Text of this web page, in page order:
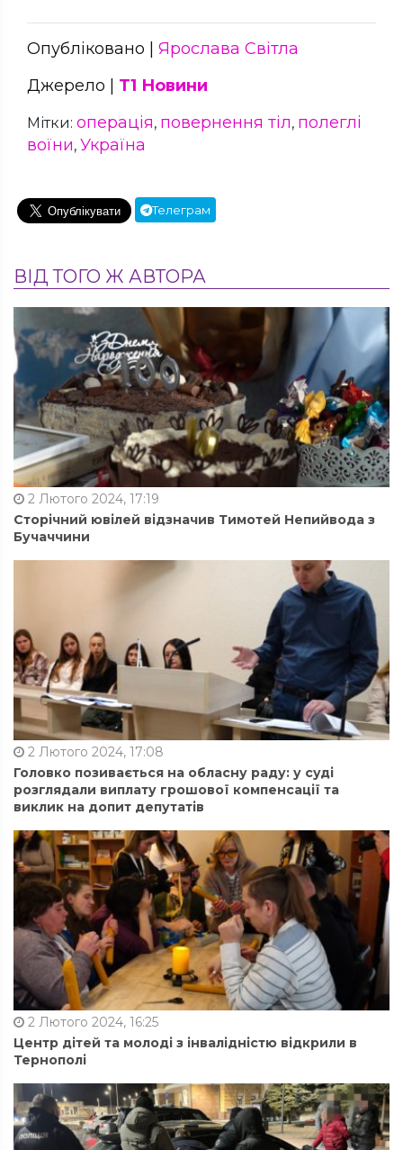
Опубліковано | Ярослава Світла
Джерело | Т1 Новини
Мітки: операція, повернення тіл, полеглі
воїни, Україна
Телеграм
ВІД ТОГО Ж АВТОРА
2 Лютого 2024, 17:19
Сторічний ювілей відзначив Тимотей Непийвода з
Бучаччини
2 Лютого 2024, 17:08
Головко позивається на обласну раду: у суді
розглядали виплату грошової компенсації та
виклик на допит депутатів
2 Лютого 2024, 16:25
Центр дітей та молоді з інвалідністю відкрили в
Тернополі